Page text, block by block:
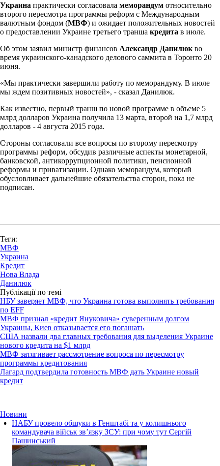
Украина практически согласовала меморандум относительно
второго пересмотра программы реформ с Международным
валютным фондом (МВФ) и ожидает положительных новостей
о предоставлении Украине третьего транша кредита в июле.
Об этом заявил министр финансов Александр Данилюк во
время украинского-канадского делового саммита в Торонто 20
июня.
«Мы практически завершили работу по меморандуму. В июле
мы ждем позитивных новостей», - сказал Данилюк.
Как известно, первый транш по новой программе в объеме 5
млрд долларов Украина получила 13 марта, второй на 1,7 млрд
долларов - 4 августа 2015 года.
Стороны согласовали все вопросы по второму пересмотру
программы реформ, обсудив различные аспекты монетарной,
банковской, антикоррупционной политики, пенсионной
реформы и приватизации. Однако меморандум, который
обусловливает дальнейшие обязательства сторон, пока не
подписан.
Теги:
МВФ
Украина
Кредит
Нова Влада
Данилюк
Публікації по темі
НБУ заверяет МВФ, что Украина готова выполнять требования
по EFF
МВФ признал «кредит Януковича» суверенным долгом
Украины, Киев отказывается его погашать
США назвали два главных требования для выделения Украине
нового кредита на $1 млрд
МВФ затягивает рассмотрение вопроса по пересмотру
программы кредитования
Лагард подтвердила готовность МВФ дать Украине новый
кредит
Новини
НАБУ провело обшуки в Генштабі та у колишнього
командувача військ зв’язку ЗСУ: при чому тут Сергій
Пашинський